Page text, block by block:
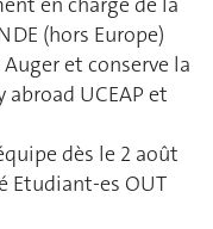
(hors Europe)
et conserve la
UCEAP et
dès le 2 août
Etudiant-es OUT